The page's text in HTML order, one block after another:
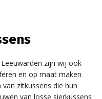
zijn wij ook
en op maat maken
zitkussens die hun
van losse sierkussens